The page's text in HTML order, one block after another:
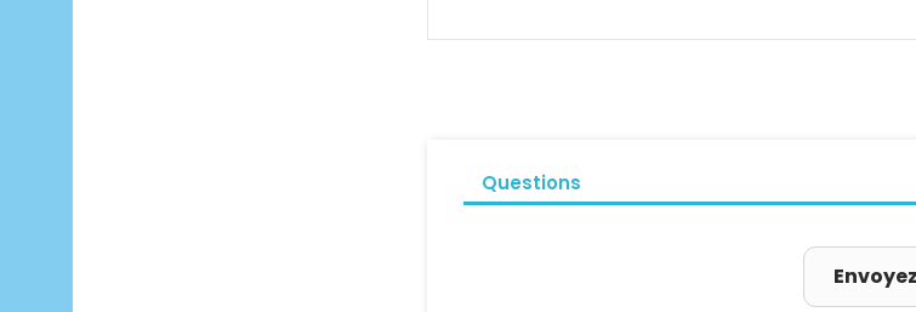
Questions